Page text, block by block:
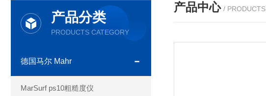
产品分类
PRODUCTS CATEGORY
德国马尔 Mahr
MarSurf ps10粗糙度仪
产品中心 / PRODUCTS